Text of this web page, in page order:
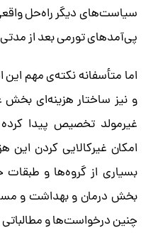
سیاست‌های دیگر راه‌حل
پی‌آمدهای تورمی بعد از
اما متأسفانه نکته‌ی مهم
و نیز ساختار هزینه‌ای
غیرمولد تخصیص پیدا
امکان غیرکالایی کردن این
بسیاری از گروه‌ها و طبقات
بخش درمان و بهداشت و
چنین درخواست‌ها و